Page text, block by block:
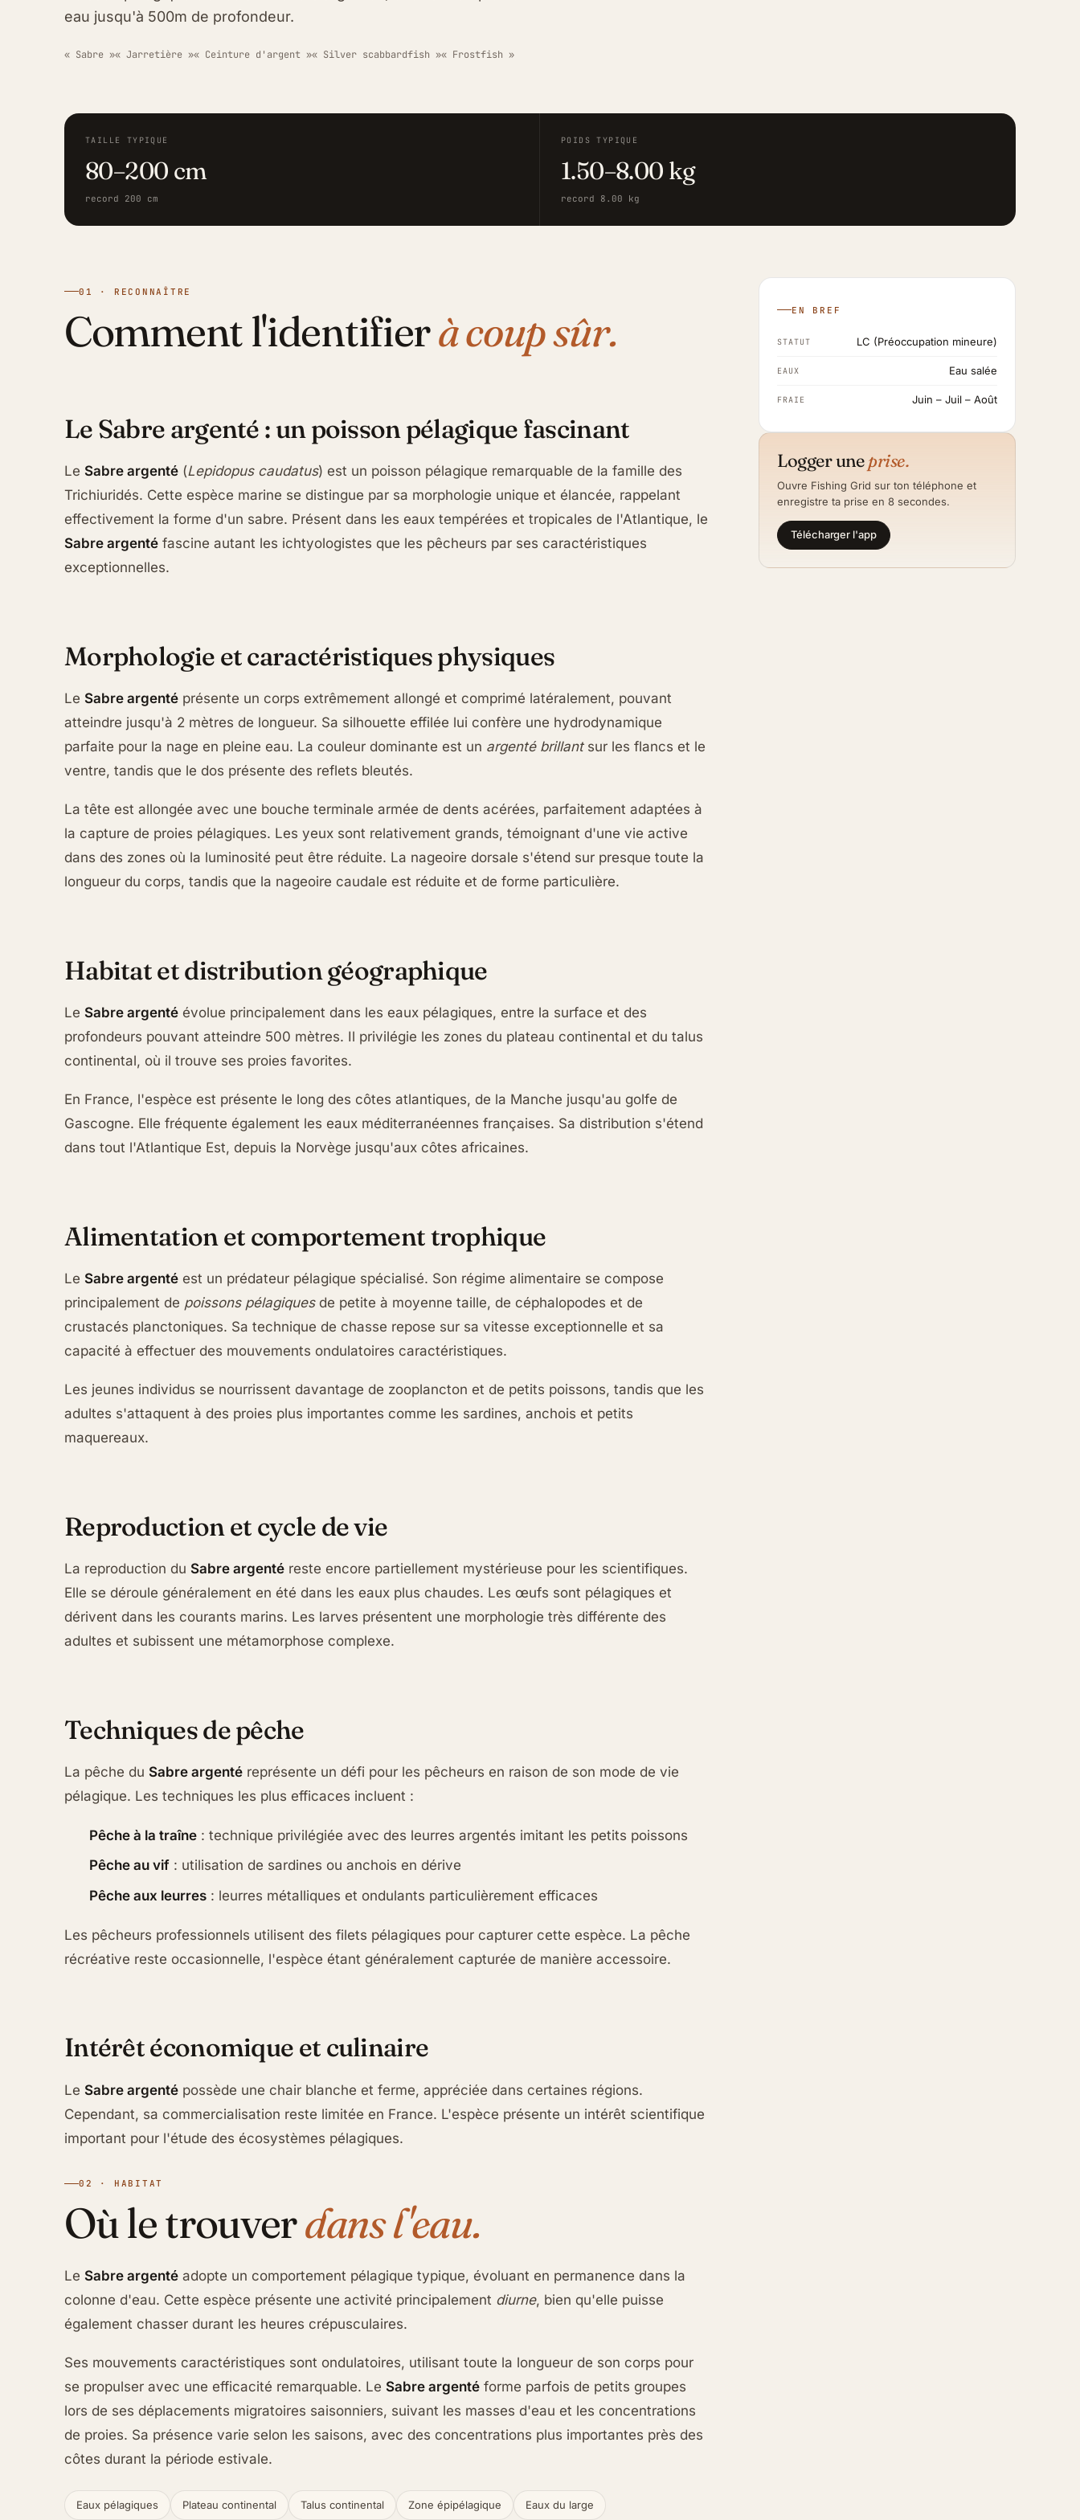
eau jusqu'à 500m de profondeur.
« Sabre »« Jarretière »« Ceinture d'argent »« Silver scabbardfish »« Frostfish »
TAILLE TYPIQUE
80–200 cm
record 200 cm
POIDS TYPIQUE
1.50–8.00 kg
record 8.00 kg
01 · RECONNAÎTRE
Comment l'identifierà coup sûr.
Le Sabre argenté : un poisson pélagique fascinant
Le Sabre argenté (Lepidopus caudatus) est un poisson pélagique remarquable de la famille des
Trichiuridés. Cette espèce marine se distingue par sa morphologie unique et élancée, rappelant
effectivement la forme d'un sabre. Présent dans les eaux tempérées et tropicales de l'Atlantique, le
Sabre argenté fascine autant les ichtyologistes que les pêcheurs par ses caractéristiques
exceptionnelles.
Morphologie et caractéristiques physiques
Le Sabre argenté présente un corps extrêmement allongé et comprimé latéralement, pouvant
atteindre jusqu'à 2 mètres de longueur. Sa silhouette effilée lui confère une hydrodynamique
parfaite pour la nage en pleine eau. La couleur dominante est un argenté brillantsur les flancs et le
ventre, tandis que le dos présente des reflets bleutés.
La tête est allongée avec une bouche terminale armée de dents acérées, parfaitement adaptées à
la capture de proies pélagiques. Les yeux sont relativement grands, témoignant d'une vie active
dans des zones où la luminosité peut être réduite. La nageoire dorsale s'étend sur presque toute la
longueur du corps, tandis que la nageoire caudale est réduite et de forme particulière.
Habitat et distribution géographique
Le Sabre argenté évolue principalement dans les eaux pélagiques, entre la surface et des
profondeurs pouvant atteindre 500 mètres. Il privilégie les zones du plateau continental et du talus
continental, où il trouve ses proies favorites.
En France, l'espèce est présente le long des côtes atlantiques, de la Manche jusqu'au golfe de
Gascogne. Elle fréquente également les eaux méditerranéennes françaises. Sa distribution s'étend
dans tout l'Atlantique Est, depuis la Norvège jusqu'aux côtes africaines.
Alimentation et comportement trophique
Le Sabre argenté est un prédateur pélagique spécialisé. Son régime alimentaire se compose
principalement de poissons pélagiquesde petite à moyenne taille, de céphalopodes et de
crustacés planctoniques. Sa technique de chasse repose sur sa vitesse exceptionnelle et sa
capacité à effectuer des mouvements ondulatoires caractéristiques.
Les jeunes individus se nourrissent davantage de zooplancton et de petits poissons, tandis que les
adultes s'attaquent à des proies plus importantes comme les sardines, anchois et petits
maquereaux.
Reproduction et cycle de vie
La reproduction du Sabre argenté reste encore partiellement mystérieuse pour les scientifiques.
Elle se déroule généralement en été dans les eaux plus chaudes. Les œufs sont pélagiques et
dérivent dans les courants marins. Les larves présentent une morphologie très différente des
adultes et subissent une métamorphose complexe.
Techniques de pêche
La pêche du Sabre argenté représente un défi pour les pêcheurs en raison de son mode de vie
pélagique. Les techniques les plus efficaces incluent :
Pêche à la traîne : technique privilégiée avec des leurres argentés imitant les petits poissons
Pêche au vif : utilisation de sardines ou anchois en dérive
Pêche aux leurres : leurres métalliques et ondulants particulièrement efficaces
Les pêcheurs professionnels utilisent des filets pélagiques pour capturer cette espèce. La pêche
récréative reste occasionnelle, l'espèce étant généralement capturée de manière accessoire.
Intérêt économique et culinaire
Le Sabre argenté possède une chair blanche et ferme, appréciée dans certaines régions.
Cependant, sa commercialisation reste limitée en France. L'espèce présente un intérêt scientifique
important pour l'étude des écosystèmes pélagiques.
02 · HABITAT
Où le trouverdans l'eau.
Le Sabre argenté adopte un comportement pélagique typique, évoluant en permanence dans la
colonne d'eau. Cette espèce présente une activité principalement diurne, bien qu'elle puisse
également chasser durant les heures crépusculaires.
Ses mouvements caractéristiques sont ondulatoires, utilisant toute la longueur de son corps pour
se propulser avec une efficacité remarquable. Le Sabre argenté forme parfois de petits groupes
lors de ses déplacements migratoires saisonniers, suivant les masses d'eau et les concentrations
de proies. Sa présence varie selon les saisons, avec des concentrations plus importantes près des
côtes durant la période estivale.
Eaux pélagiques Plateau continental Talus continental Zone épipélagique Eaux du large
EN BREF
STATUT LC (Préoccupation mineure)
EAUX Eau salée
FRAIE Juin – Juil – Août
Logger uneprise.
Ouvre Fishing Grid sur ton téléphone et
enregistre ta prise en 8 secondes.
Télécharger l'app